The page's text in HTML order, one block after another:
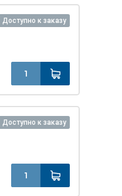
Доступно к заказу
Доступно к заказу